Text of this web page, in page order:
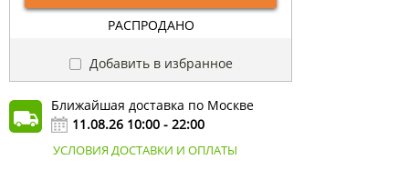
РАСПРОДАНО
Добавить в избранное
Ближайшая доставка по Москве
11.08.26 10:00 - 22:00
УСЛОВИЯ ДОСТАВКИ И ОПЛАТЫ